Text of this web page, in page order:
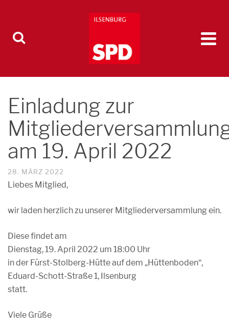
Einladung zur
am 19. April 2022
28. MÄRZ 2022
Liebes Mitglied,
wir laden herzlich zu unserer Mitgliederversammlung ein.
Diese findet am
Dienstag, 19. April 2022 um 18:00 Uhr
in der Fürst-Stolberg-Hütte auf dem „Hüttenboden“,
Eduard-Schott-Straße 1, Ilsenburg
statt.
Viele Grüße